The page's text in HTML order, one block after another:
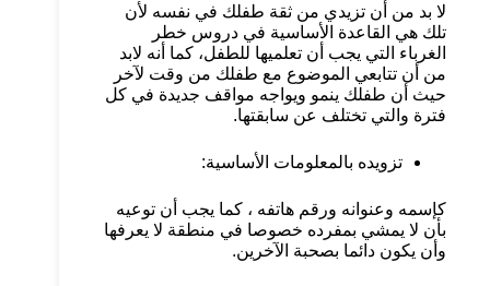
لا بد من أن تزيدي من ثقة طفلك في نفسه لأن
تلك هي القاعدة الأساسية في دروس خطر
الغرباء التي يجب أن تعلميها للطفل، كما أنه لابد
من أن تتابعي الموضوع مع طفلك من وقت لآخر
حيث أن طفلك ينمو ويواجه مواقف جديدة في كل
فترة والتي تختلف عن سابقتها.
تزويده بالمعلومات الأساسية:
كإسمه وعنوانه ورقم هاتفه ، كما يجب أن توعيه
بأن لا يمشي بمفرده خصوصا في منطقة لا يعرفها
وأن يكون دائما بصحبة الآخرين.